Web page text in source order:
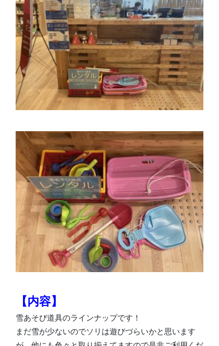
【内容】
雪あそび道具のラインナップです！
まだ雪が少ないのでソリは遊びづらいかと思います